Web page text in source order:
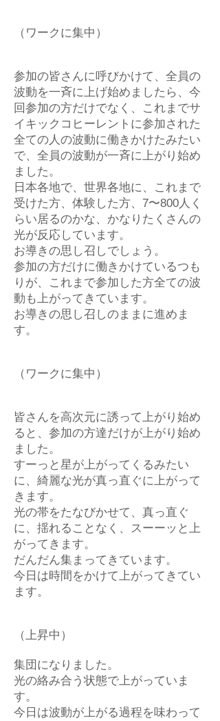
（ワークに集中）
参加の皆さんに呼びかけて、全員の
波動を一斉に上げ始めましたら、今
回参加の方だけでなく、これまでサ
イキックコヒーレントに参加された
全ての人の波動に働きかけたみたい
で、全員の波動が一斉に上がり始め
ました。
日本各地で、世界各地に、これまで
受けた方、体験した方、7〜800人く
らい居るのかな、かなりたくさんの
光が反応しています。
お導きの思し召しでしょう。
参加の方だけに働きかけているつも
りが、これまで参加した方全ての波
動も上がってきています。
お導きの思し召しのままに進めま
す。
（ワークに集中）
皆さんを高次元に誘って上がり始め
ると、参加の方達だけが上がり始め
ました。
すーっと星が上がってくるみたい
に、綺麗な光が真っ直ぐに上がって
きます。
光の帯をたなびかせて、真っ直ぐ
に、揺れることなく、スーーッと上
がってきます。
だんだん集まってきています。
今日は時間をかけて上がってきてい
ます。
（上昇中）
集団になりました。
光の絡み合う状態で上がっていま
す。
今日は波動が上がる過程を味わって